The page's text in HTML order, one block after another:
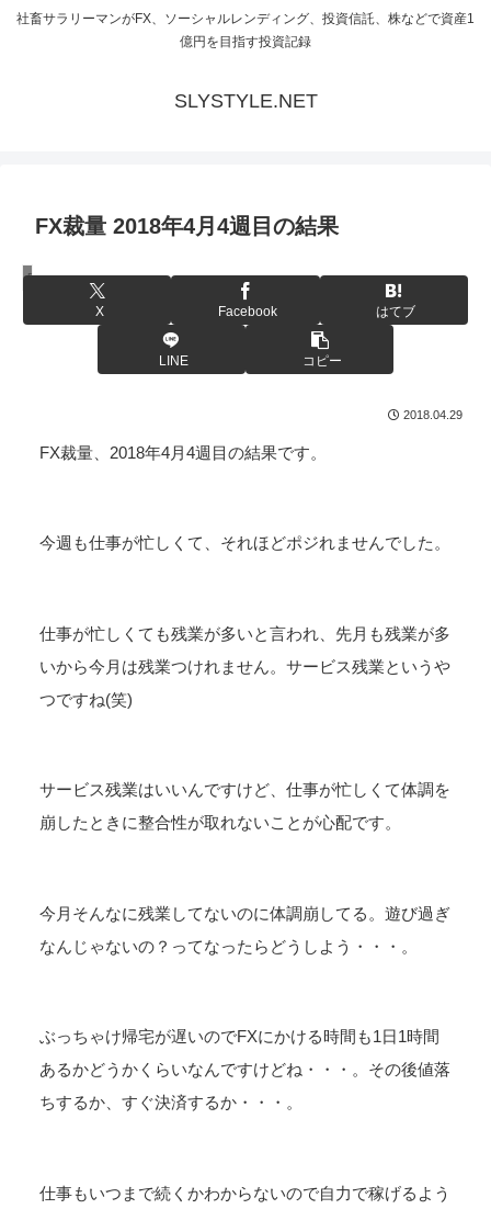
社畜サラリーマンがFX、ソーシャルレンディング、投資信託、株などで資産1
億円を目指す投資記録
SLYSTYLE.NET
FX裁量 2018年4月4週目の結果
FX裁量トレード
X Facebook はてブ
LINE コピー
2018.04.29
FX裁量、2018年4月4週目の結果です。
今週も仕事が忙しくて、それほどポジれませんでした。
仕事が忙しくても残業が多いと言われ、先月も残業が多
いから今月は残業つけれません。サービス残業というや
つですね(笑)
サービス残業はいいんですけど、仕事が忙しくて体調を
崩したときに整合性が取れないことが心配です。
今月そんなに残業してないのに体調崩してる。遊び過ぎ
なんじゃないの？ってなったらどうしよう・・・。
ぶっちゃけ帰宅が遅いのでFXにかける時間も1日1時間
あるかどうかくらいなんですけどね・・・。その後値落
ちするか、すぐ決済するか・・・。
仕事もいつまで続くかわからないので自力で稼げるよう